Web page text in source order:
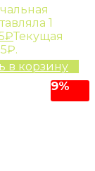
1
₽Текущая
в корзину
9%